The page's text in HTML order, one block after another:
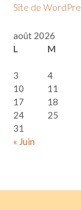
Site de
août 2026
L
M
« Juin
3
4
10
11
17
18
24
25
31